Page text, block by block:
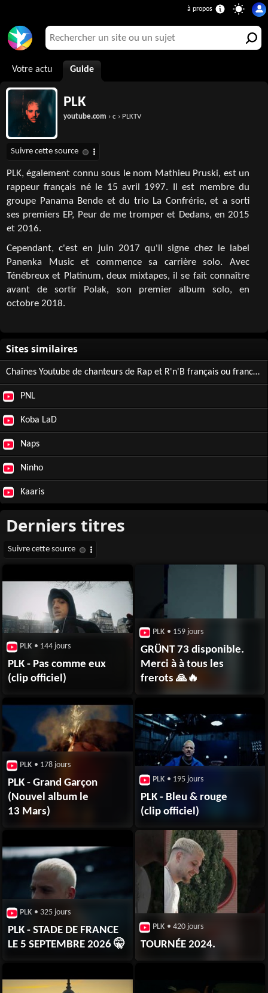
Votre actu Guide
PLK
youtube.com › c › PLKTV
PLK, également connu sous le nom Mathieu Pruski, est un
rappeur français né le 15 avril 1997. Il est membre du
groupe Panama Bende et du trio La Confrérie, et a sorti
ses premiers EP, Peur de me tromper et Dedans, en 2015
et 2016.
Cependant, c'est en juin 2017 qu'il signe chez le label
Panenka Music et commence sa carrière solo. Avec
Ténébreux et Platinum, deux mixtapes, il se fait connaître
avant de sortir Polak, son premier album solo, en
octobre 2018.
Chaînes Youtube de chanteurs de Rap et R'n'B français ou francophones
PNL
Koba LaD
Naps
Ninho
Kaaris
PLK • 144 jours
PLK - Pas comme eux
(clip officiel)
PLK • 159 jours
GRÜNT 73 disponible.
Merci à à tous les
frerots 🙏🔥
PLK • 178 jours
PLK - Grand Garçon
(Nouvel album le
13 Mars)
PLK • 195 jours
PLK - Bleu & rouge
(clip officiel)
PLK • 325 jours
PLK - STADE DE FRANCE
LE 5 SEPTEMBRE 2026 🤫
PLK • 420 jours
TOURNÉE 2024.